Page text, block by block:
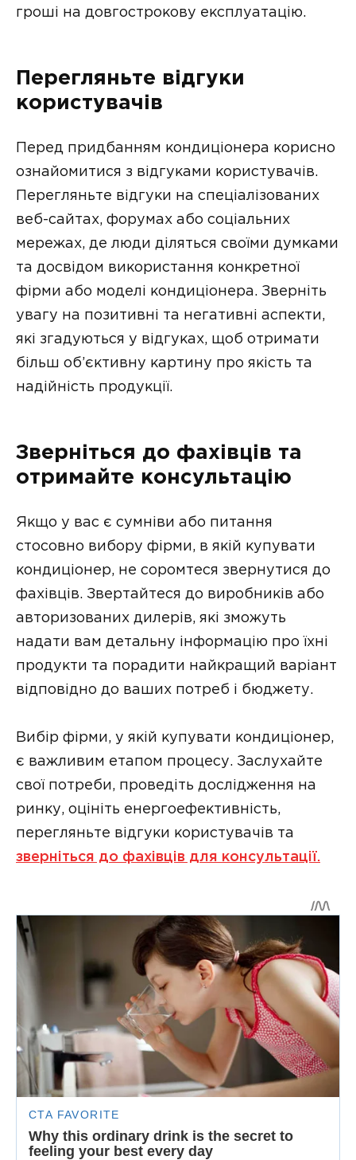
гроші на довгострокову експлуатацію.
Перегляньте відгуки
користувачів
Перед придбанням кондиціонера корисно
ознайомитися з відгуками користувачів.
Перегляньте відгуки на спеціалізованих
веб-сайтах, форумах або соціальних
мережах, де люди діляться своїми думками
та досвідом використання конкретної
фірми або моделі кондиціонера. Зверніть
увагу на позитивні та негативні аспекти,
які згадуються у відгуках, щоб отримати
більш об’єктивну картину про якість та
надійність продукції.
Зверніться до фахівців та
отримайте консультацію
Якщо у вас є сумніви або питання
стосовно вибору фірми, в якій купувати
кондиціонер, не соромтеся звернутися до
фахівців. Звертайтеся до виробників або
авторизованих дилерів, які зможуть
надати вам детальну інформацію про їхні
продукти та порадити найкращий варіант
відповідно до ваших потреб і бюджету.
Вибір фірми, у якій купувати кондиціонер,
є важливим етапом процесу. Заслухайте
свої потреби, проведіть дослідження на
ринку, оцініть енергоефективність,
перегляньте відгуки користувачів та
зверніться до фахівців для консультації.